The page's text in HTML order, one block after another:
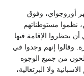
أوروجواي، وفوق
نظموا مستوطناتهم
يحظروا الإقامة فيها
وقالوا إنهم وجدوا في
من جميع الوجوه
ولا البرتغالية،